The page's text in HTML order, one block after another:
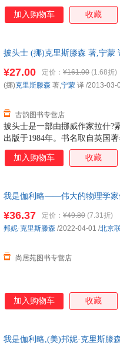
以乐队曲目命名。小说讲述四
事，生动描绘了他们的青春时
部续作，1990年出版的铅（Bly
们的缅怀，这是北欧理事会文学
1965年～1972年，战后重生的
加入购物车 收藏
披头士 (挪)克里斯滕森 著,宁蒙
披头士是一部由挪威作家拉什?
出版于1984年。书名取自英国
以乐队曲目命名。小说讲述四
事，生动描绘了他们的青春
士有两部续作，1990年出版的
们的缅怀，这是北欧理事会文学
1965年～1972年，战后重生的
¥27.00 定价： ¥161.00 (1.68折)
古韵图书专营店
(挪)克里斯滕森 著,宁蒙 译 /2013-03-
加入购物车 收藏
我是伽利略——伟大的物理学家
¥36.37 定价： ¥49.80 (7.31折)
尚居苑图书专营店
邦妮·克里斯滕森 /2022-04-01 /北京
加入购物车 收藏
我是伽利略,(美)邦妮·克里斯滕